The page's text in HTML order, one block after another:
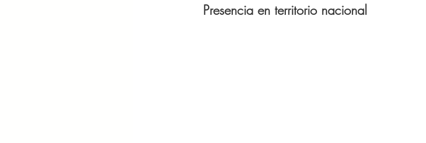
Presencia en territorio nacional